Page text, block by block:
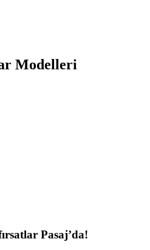
Modelleri
Pasaj’da!